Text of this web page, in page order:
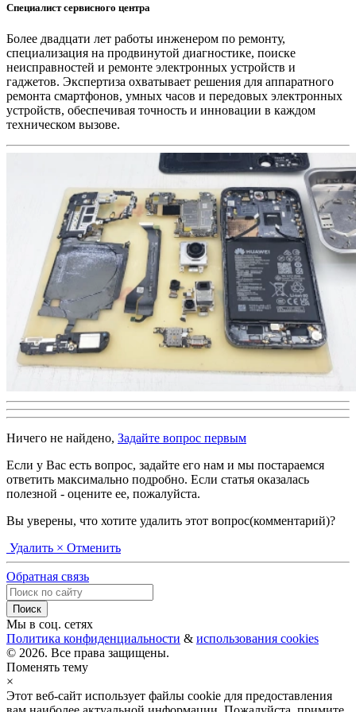
Специалист сервисного центра
Более двадцати лет работы инженером по ремонту,
специализация на продвинутой диагностике, поиске
неисправностей и ремонте электронных устройств и
гаджетов. Экспертиза охватывает решения для аппаратного
ремонта смартфонов, умных часов и передовых электронных
устройств, обеспечивая точность и инновации в каждом
техническом вызове.
Ничего не найдено, Задайте вопрос первым
Если у Вас есть вопрос, задайте его нам и мы постараемся
ответить максимально подробно. Если статья оказалась
полезной - оцените ее, пожалуйста.
Вы уверены, что хотите удалить этот вопрос(комментарий)?
Удалить × Отменить
Обратная связь
Мы в соц. сетях
Политика конфиденциальности & использования cookies
© 2026. Все права защищены.
Поменять тему
×
Этот веб-сайт использует файлы cookie для предоставления